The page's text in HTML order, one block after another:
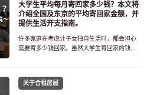
大学生平均每月寄回家多少钱？本文将
介绍全国及东京的平均寄回家金额，并
提供生活开支指南。
许多家庭在考虑让子女独自生活时，都会担心
需要寄多少钱回家。虽然大学生寄回家的钱有
大差异。许多人会担心：“5万日元是不是太少
了？”或者“一个人生活要花多少钱？”本文将解
关于合租房屋